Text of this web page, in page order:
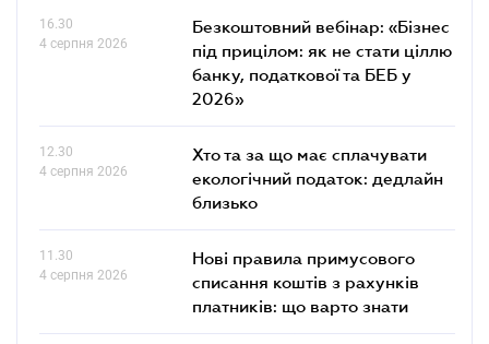
16.30
4 серпня 2026
Безкоштовний вебінар: «Бізнес
під прицілом: як не стати ціллю
банку, податкової та БЕБ у
2026»
12.30
4 серпня 2026
Хто та за що має сплачувати
екологічний податок: дедлайн
близько
11.30
4 серпня 2026
Нові правила примусового
списання коштів з рахунків
платників: що варто знати